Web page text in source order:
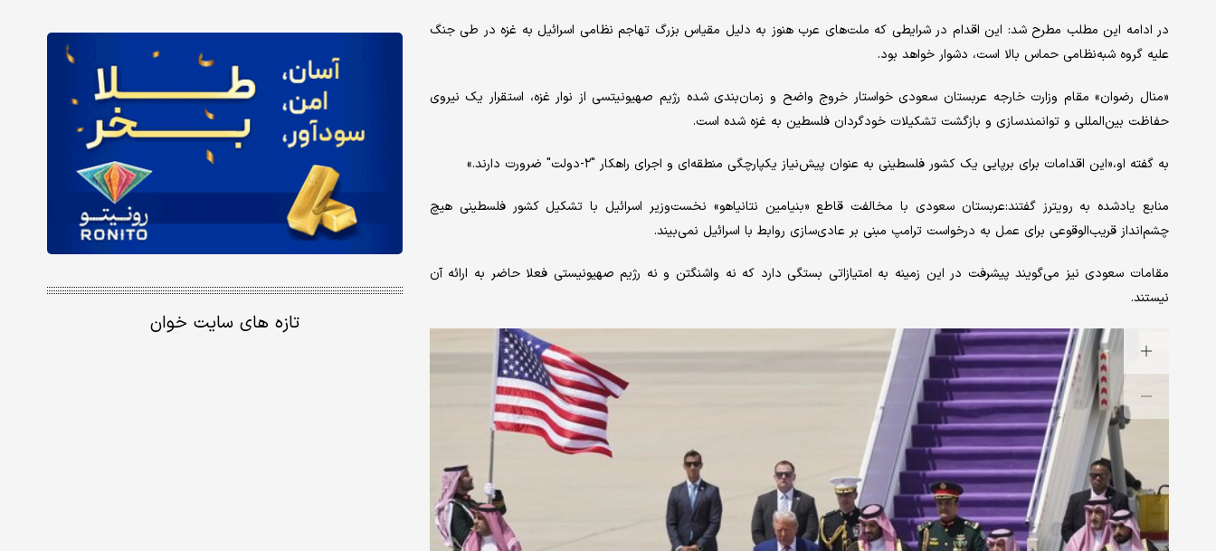
در ادامه این مطلب مطرح شد: این اقدام در شرایطی که ملت‌های عرب هنوز به دلیل مقیاس بزرگ تهاجم نظامی اسرائیل به غزه در طی جنگ
علیه گروه شبه‌نظامی حماس بالا است، دشوار خواهد بود.
«منال رضوان» مقام وزارت خارجه عربستان سعودی خواستار خروج واضح و زمان‌بندی شده رژیم صهیونیتسی از نوار غزه، استقرار یک نیروی
حفاظت بین‌المللی و توانمندسازی و بازگشت تشکیلات خودگردان فلسطین به غزه شده است.
به گفته او،«این اقدامات برای برپایی یک کشور فلسطینی به عنوان پیش‌نیاز یکپارچگی منطقه‌ای و اجرای راهکار "۲-دولت" ضرورت دارند.»
منابع یادشده به رویترز گفتند:عربستان سعودی با مخالفت قاطع «بنیامین نتانیاهو» نخست‌وزیر اسرائیل با تشکیل کشور فلسطینی هیچ
چشم‌انداز قریب‌الوقوعی برای عمل به درخواست ترامپ مبنی بر عادی‌سازی روابط با اسرائیل نمی‌بیند.
مقامات سعودی نیز می‌گویند پیشرفت در این زمینه به امتیازاتی بستگی دارد که نه واشنگتن و نه رژیم صهیونیستی فعلا حاضر به ارائه آن
نیستند.
تازه های سایت خوان